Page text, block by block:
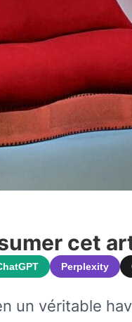
cet
Perplexity
un véritable